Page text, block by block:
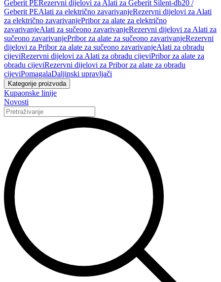
Geberit PERezervni dijelovi za Alati za Geberit Silent-db20 /
Geberit PEAlati za električno zavarivanjeRezervni dijelovi za Alati
za električno zavarivanjePribor za alate za električno
zavarivanjeAlati za sučeono zavarivanjeRezervni dijelovi za Alati za
sučeono zavarivanjePribor za alate za sučeono zavarivanjeRezervni
dijelovi za Pribor za alate za sučeono zavarivanjeAlati za obradu
cijeviRezervni dijelovi za Alati za obradu cijeviPribor za alate za
obradu cijeviRezervni dijelovi za Pribor za alate za obradu
cijeviPomagalaDaljinski upravljači
Kategorije proizvoda
Kupaonske linije
Novosti